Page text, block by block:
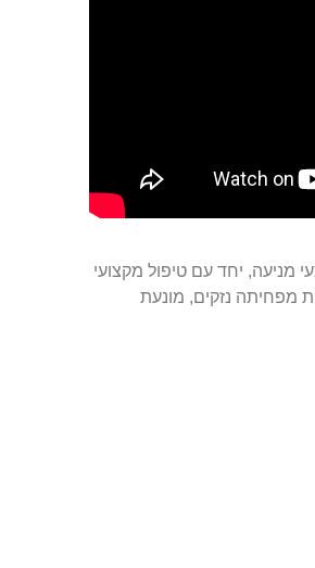
מניעה, יחד עם טיפול מקצועי
מפחיתה נזקים, מונעת